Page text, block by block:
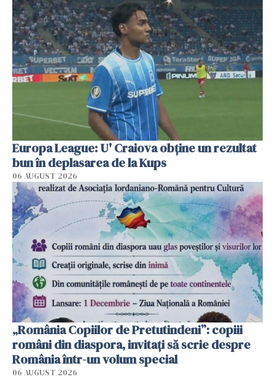
Europa League: U' Craiova obține un rezultat
bun în deplasarea de la Kups
06 AUGUST 2026
„România Copiilor de Pretutindeni”: copiii
români din diaspora, invitați să scrie despre
România într-un volum special
06 AUGUST 2026